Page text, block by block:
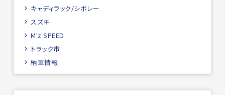
キャディラック/シボレー
スズキ
M'z SPEED
トラック市
納車情報